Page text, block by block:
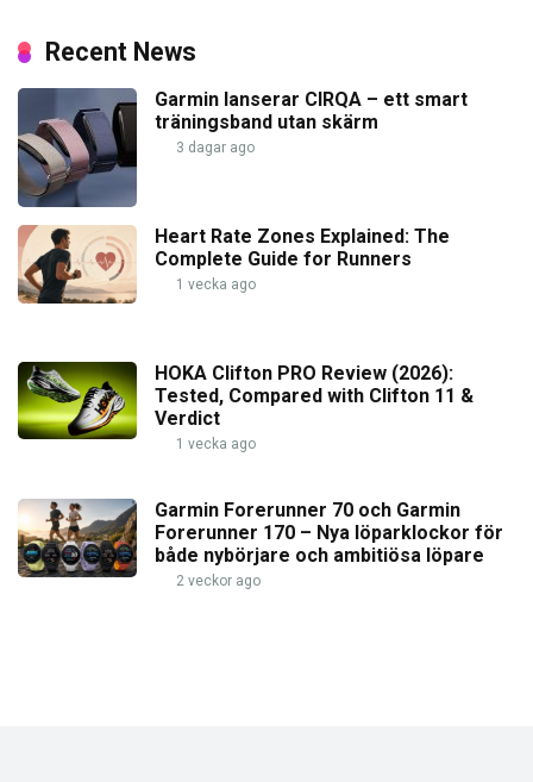
Recent News
Garmin lanserar CIRQA – ett smart
träningsband utan skärm
3 dagar ago
Heart Rate Zones Explained: The
Complete Guide for Runners
1 vecka ago
HOKA Clifton PRO Review (2026):
Tested, Compared with Clifton 11 &
Verdict
1 vecka ago
Garmin Forerunner 70 och Garmin
Forerunner 170 – Nya löparklockor för
både nybörjare och ambitiösa löpare
2 veckor ago